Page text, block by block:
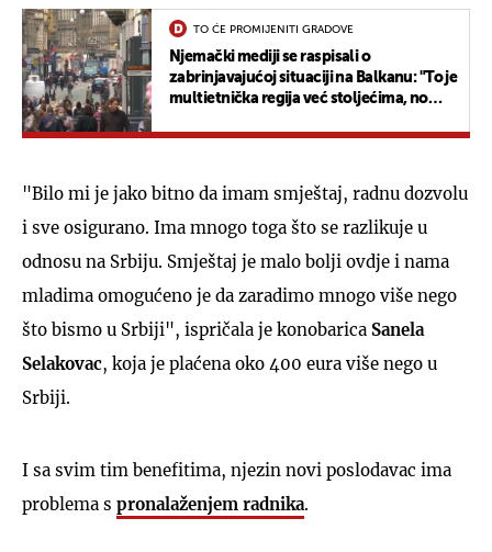
TO ĆE PROMIJENITI GRADOVE
Njemački mediji se raspisali o
zabrinjavajućoj situaciji na Balkanu: "To je
multietnička regija već stoljećima, no
"Bilo mi je jako bitno da imam smještaj, radnu dozvolu
i sve osigurano. Ima mnogo toga što se razlikuje u
odnosu na Srbiju. Smještaj je malo bolji ovdje i nama
mladima omogućeno je da zaradimo mnogo više nego
što bismo u Srbiji", ispričala je konobarica Sanela
Selakovac, koja je plaćena oko 400 eura više nego u
Srbiji.
I sa svim tim benefitima, njezin novi poslodavac ima
problema s pronalaženjem radnika.